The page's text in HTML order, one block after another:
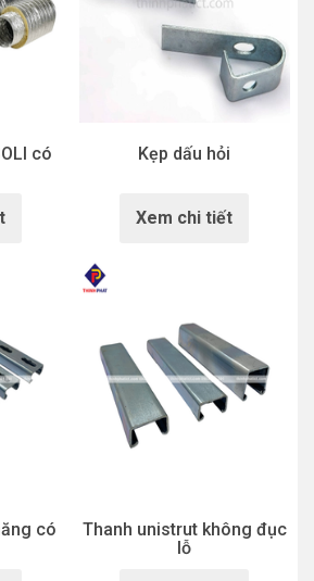
có
Kẹp dấu hỏi
Xem chi tiết
có
Thanh unistrut không đục
lỗ